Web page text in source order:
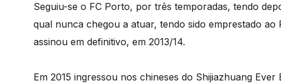
Seguiu-se o FC Porto, por três temporadas, tendo
qual nunca chegou a atuar, tendo sido emprestado
assinou em definitivo, em 2013/14.
Em 2015 ingressou nos chineses do Shijiazhuang